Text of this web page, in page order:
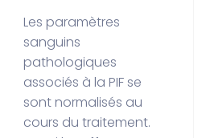
Les paramètres
sanguins
pathologiques
associés à la PIF se
sont normalisés au
cours du traitement.